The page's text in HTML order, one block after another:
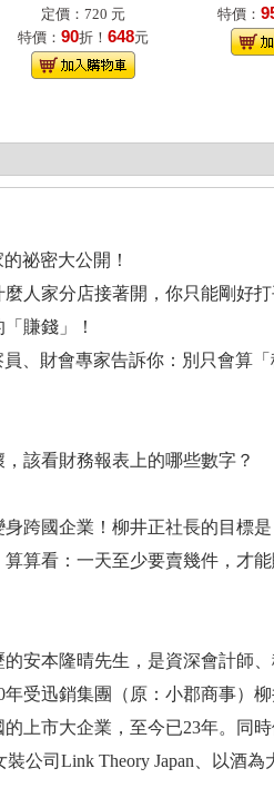
定價：720 元
特價： 90折！ 648元
特價：
祕密大公開！
人家分店接著開，你只能剛好打
賺錢」！
財會專家告訴你：別只會算「
看財務報表上的哪些數字？
國企業！柳井正社長的目標是
算看：一天至少要賣幾件，才能
本隆晴先生，是資深會計師、
年受迅銷集團（原：小郡商事）
上市大企業，至今已23年。同
公司Link Theory Japan、以酒